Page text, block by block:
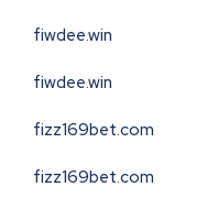
fiwdee.win
fiwdee.win
fizz169bet.com
fizz169bet.com